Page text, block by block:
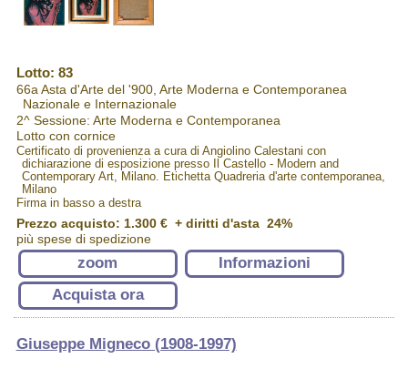
Lotto: 83
66a Asta d'Arte del '900, Arte Moderna e Contemporanea
Nazionale e Internazionale
2^ Sessione: Arte Moderna e Contemporanea
Lotto con cornice
Certificato di provenienza a cura di Angiolino Calestani con
dichiarazione di esposizione presso Il Castello - Modern and
Contemporary Art, Milano. Etichetta Quadreria d'arte contemporanea,
Milano
Firma in basso a destra
Prezzo acquisto: 1.300 €+ diritti d'asta 24%
più spese di spedizione
zoom
Informazioni
Acquista ora
Giuseppe Migneco (1908-1997)